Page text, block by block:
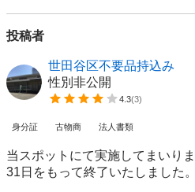
投稿者
世田谷区不要品持込み
性別非公開
4.3(3)
身分証 古物商 法人書類
当スポットにて実施してまいり
31日をもって終了いたしました